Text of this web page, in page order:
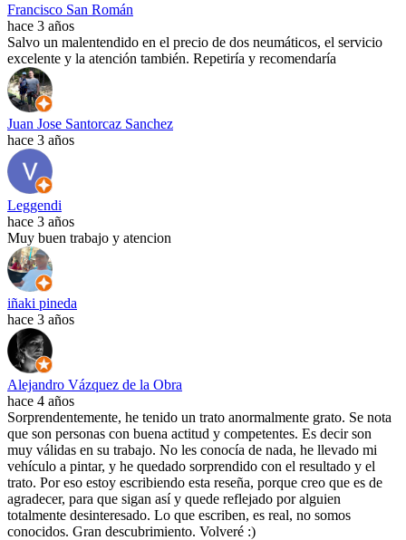
Francisco San Román
hace 3 años
Salvo un malentendido en el precio de dos neumáticos, el servicio
excelente y la atención también. Repetiría y recomendaría
Juan Jose Santorcaz Sanchez
hace 3 años
Leggendi
hace 3 años
Muy buen trabajo y atencion
iñaki pineda
hace 3 años
Alejandro Vázquez de la Obra
hace 4 años
Sorprendentemente, he tenido un trato anormalmente grato. Se nota
que son personas con buena actitud y competentes. Es decir son
muy válidas en su trabajo. No les conocía de nada, he llevado mi
vehículo a pintar, y he quedado sorprendido con el resultado y el
trato. Por eso estoy escribiendo esta reseña, porque creo que es de
agradecer, para que sigan así y quede reflejado por alguien
totalmente desinteresado. Lo que escriben, es real, no somos
conocidos. Gran descubrimiento. Volveré :)